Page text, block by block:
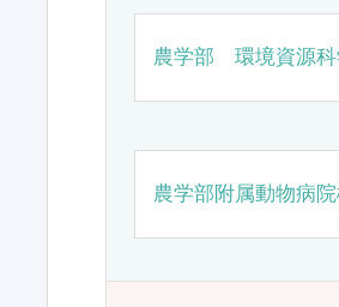
農学部 環境資源科
農学部附属動物病